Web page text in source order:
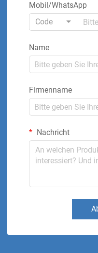
Mobil/WhatsApp
Code
Name
Firmenname
Nachricht